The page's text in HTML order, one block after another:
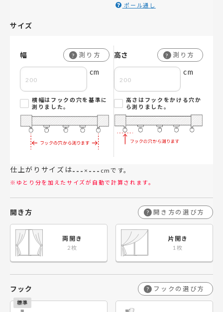
ポール通し
サイズ
幅 ? 測り方
cm
横幅はフックの穴を基準に
測りました。
高さ ? 測り方
cm
高さはフックをかける穴か
ら測りました。
仕上がりサイズは--- × --- cmです。
※ゆとり分を加えたサイズが自動で計算されます。
開き方 ? 開き方の選び方
両開き 片開き
フック ? フックの選び方